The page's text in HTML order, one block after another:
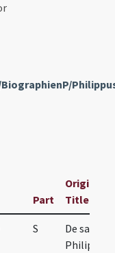
Part
Original
Title
S
De sanctis
Philippo